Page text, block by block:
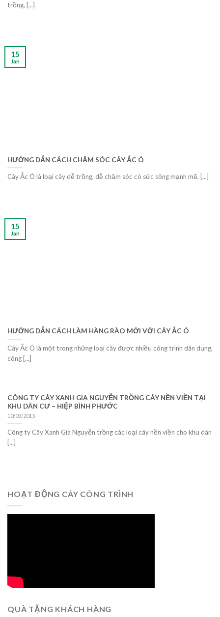
trồng, [...]
HƯỚNG DẪN CÁCH CHĂM SÓC CÂY ẮC Ó
Cây Ắc Ó là loại cây dễ trồng, dễ chăm sóc có sức sông mạnh mẽ, [...]
15
Jan
HƯỚNG DẪN CÁCH LÀM HÀNG RÀO MỚI VỚI CÂY ẮC Ó
Cây Ắc Ó là một trong những loại cây được nhiều công trình dân dụng,
công [...]
15
Jan
CÔNG TY CÂY XANH GIA NGUYỄN TRỒNG CÂY NỀN VIỀN TẠI
KHU DÂN CƯ – HIỆP BÌNH PHƯỚC
10/03/2015
Công ty Cây Xanh Gia Nguyễn trồng các loại cây nền viền cho khu dân
[...]
HOẠT ĐỘNG CÂY CÔNG TRÌNH
QUÀ TẶNG KHÁCH HÀNG